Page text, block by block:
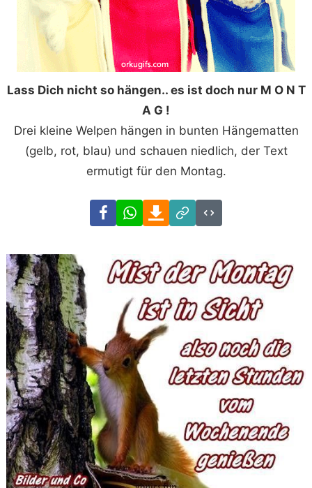
Lass Dich nicht so hängen.. es ist doch nur M O N T
A G !
Drei kleine Welpen hängen in bunten Hängematten
(gelb, rot, blau) und schauen niedlich, der Text
ermutigt für den Montag.
FacebookWhatsAppDownload
Link
Code